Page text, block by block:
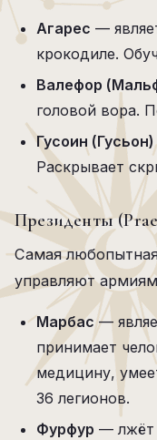
Агарес —
крокодиле.
Валефор
головой вора.
Гусоин (Гусьон)
Раскрывает
Президенты
Самая
управляют
Марбас—
принимает
медицину,
36 легионов.
Фурфур — лжёт